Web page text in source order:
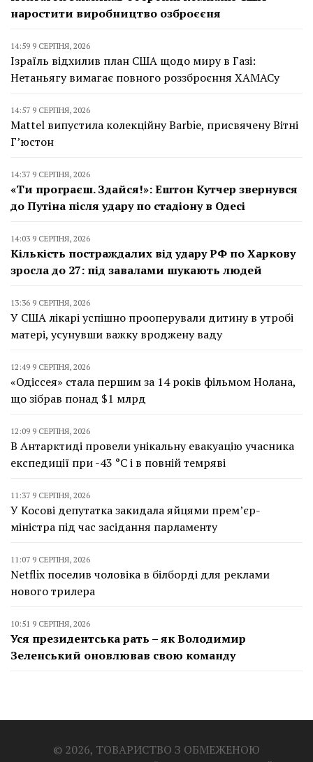
наростити виробництво озброєєня
14:59 9 СЕРПНЯ, 2026
Ізраїль відхилив план США щодо миру в Газі:
Нетаньягу вимагає повного роззброєння ХАМАСу
14:57 9 СЕРПНЯ, 2026
Mattel випустила колекційну Barbie, присвячену Вітні
Г’юстон
14:37 9 СЕРПНЯ, 2026
«Ти програєш. Здайся!»: Ештон Кутчер звернувся
до Путіна після удару по стадіону в Одесі
14:03 9 СЕРПНЯ, 2026
Кількість постраждалих від удару РФ по Харкову
зросла до 27: під завалами шукають людей
13:36 9 СЕРПНЯ, 2026
У США лікарі успішно прооперували дитину в утробі
матері, усунувши важку вроджену ваду
12:49 9 СЕРПНЯ, 2026
«Одіссея» стала першим за 14 років фільмом Нолана,
що зібрав понад $1 млрд
12:09 9 СЕРПНЯ, 2026
В Антарктиді провели унікальну евакуацію учасника
експедиції при -43 °C і в повній темряві
11:37 9 СЕРПНЯ, 2026
У Косові депутатка закидала яйцями прем’єр-
міністра під час засідання парламенту
11:07 9 СЕРПНЯ, 2026
Netflix поселив чоловіка в білборді для реклами
нового трилера
10:51 9 СЕРПНЯ, 2026
Уся президентська рать – як Володимир
Зеленський оновлював свою команду
© 2026, ТОВАРИСТВО З ОБМЕЖЕНОЮ